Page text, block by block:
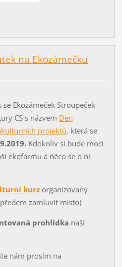
na Ekozámečku
se Ekozámeček Stroupeček
CS s názvem Den
projektů, která se
Kdokoliv si bude moci
ekofarmu a něco se o ní
kurzorganizovaný
zamluvit místo)
prohlídka naší
nám prosím na